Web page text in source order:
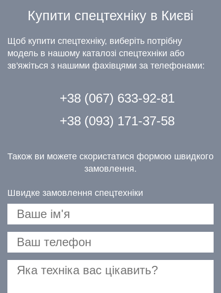
Купити спецтехніку в Києві
Щоб купити спецтехніку, виберіть потрібну
модель в нашому каталозі спецтехніки або
зв'яжіться з нашими фахівцями за телефонами:
+38 (067) 633-92-81
+38 (093) 171-37-58
Також ви можете скористатися формою швидкого
замовлення.
Швидке замовлення спецтехніки